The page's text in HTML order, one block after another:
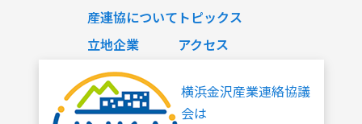
産連協について
立地企業
トピックス
アクセス
横浜金沢産業連絡協議
会は